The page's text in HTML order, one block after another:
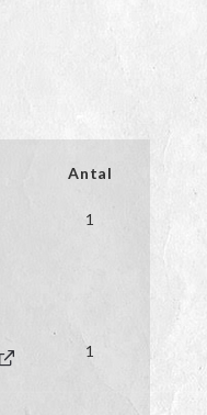
Antal
1
1